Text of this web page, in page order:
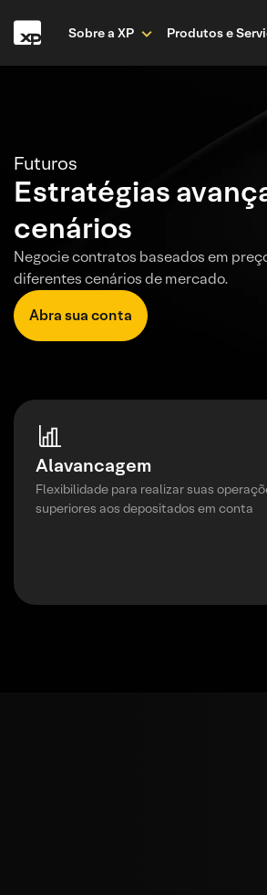
Sobre a XP Produtos e
Futuros
Estratégias
cenários
Negocie contratos baseados em
diferentes cenários de mercado.
Abra sua conta
Alavancagem
Flexibilidade para realizar suas
superiores aos depositados em conta